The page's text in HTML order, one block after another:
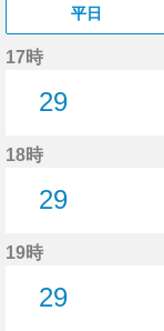
平日
17時
29
18時
29
19時
29